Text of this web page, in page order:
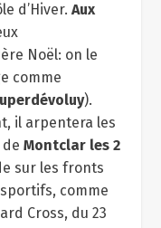
d’Hiver. Aux
Noël: on le
comme
).
il arpentera les
Montclar les 2
sur les fronts
comme
Cross, du 23